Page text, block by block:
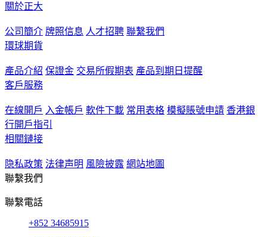
關於正大
公司簡介 牌照信息 人才招聘 聯繫我們
環球期貨
產品介紹 保證金 交易所假期表 產品到期日提醒
客戶服務
在線開戶 入金帳戶 軟件下載 常用表格 模擬賬號申請 香港銀
行開戶指引
相關鏈接
隐私政策 法律声明 風險披露 網站地圖
聯繫我們
聯繫電話
+852 34685915